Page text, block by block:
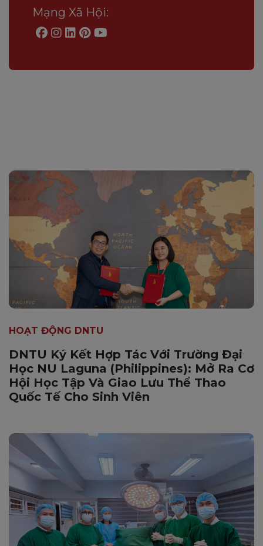
Mạng Xã Hội:
HOẠT ĐỘNG DNTU
DNTU Ký Kết Hợp Tác Với Trường Đại
Học NU Laguna (Philippines): Mở Ra Cơ
Hội Học Tập Và Giao Lưu Thể Thao
Quốc Tế Cho Sinh Viên